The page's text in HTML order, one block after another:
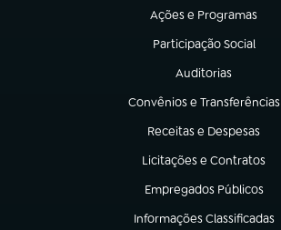
Ações e Programas
(abre em nova aba)
Participação Social
(abre em nova aba)
Auditorias
(abre em nova aba)
Convênios e Transferências
(abre em nova aba)
Receitas e Despesas
(abre em nova aba)
Licitações e Contratos
(abre em nova aba)
Empregados Públicos
(abre em nova aba)
Informações Classificadas
(abre em nova aba)